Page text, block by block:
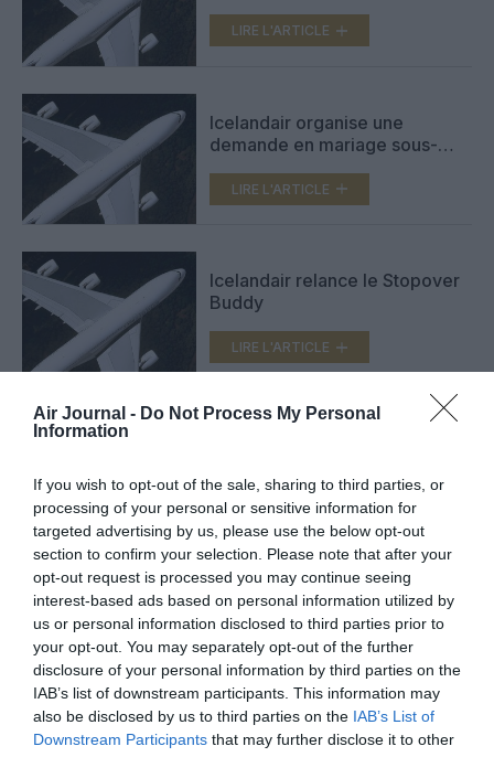
Air Journal - Do Not Process My Personal
Information
If you wish to opt-out of the sale, sharing to third parties, or
processing of your personal or sensitive information for
targeted advertising by us, please use the below opt-out
section to confirm your selection. Please note that after your
opt-out request is processed you may continue seeing
interest-based ads based on personal information utilized by
us or personal information disclosed to third parties prior to
your opt-out. You may separately opt-out of the further
disclosure of your personal information by third parties on the
IAB’s list of downstream participants. This information may
also be disclosed by us to third parties on the IAB’s List of
Downstream Participants that may further disclose it to other
LIRE L'ARTICLE
Icelandair organise une
demande en mariage sous-
LIRE L'ARTICLE
Icelandair relance le Stopover
Buddy
LIRE L'ARTICLE
LIRE L'ARTICLE
VOIR PLUS D'ARTICLES
FAIRE UN DON